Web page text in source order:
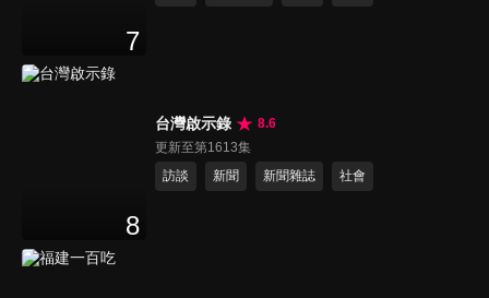
7
8
台灣啟示錄
8.6
更新至第1613集
訪談
新聞 新聞雜誌 社會